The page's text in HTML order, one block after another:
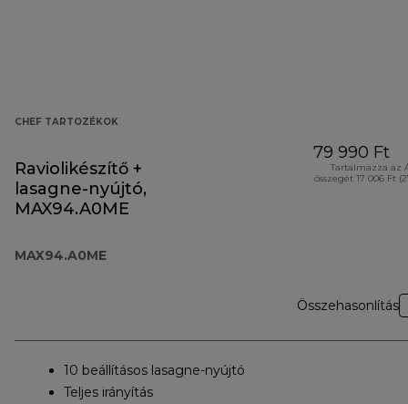
CHEF TARTOZÉKOK
Raviolikészítő +
lasagne-nyújtó,
MAX94.A0ME
MAX94.A0ME
79 990 Ft
Tartalmazza az
összegét 17 006 Ft
Összehasonlítás
10 beállításos lasagne-nyújtó
Teljes irányítás